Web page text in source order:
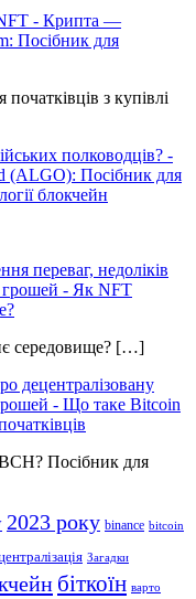
NFT - Крипта —
Посібник для
з купівлі
полководців? -
(ALGO): Посібник для
блокчейн
переваг, недоліків
- Як NFT
середовище? […]
децентралізовану
- Що таке Bitcoin
Посібник для
2023 року binance bitcoin
Загадки
біткоїн варто